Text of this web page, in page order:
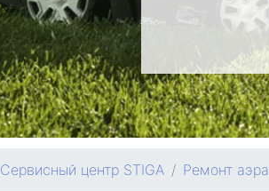
Сервисный центр STIGA Ремонт